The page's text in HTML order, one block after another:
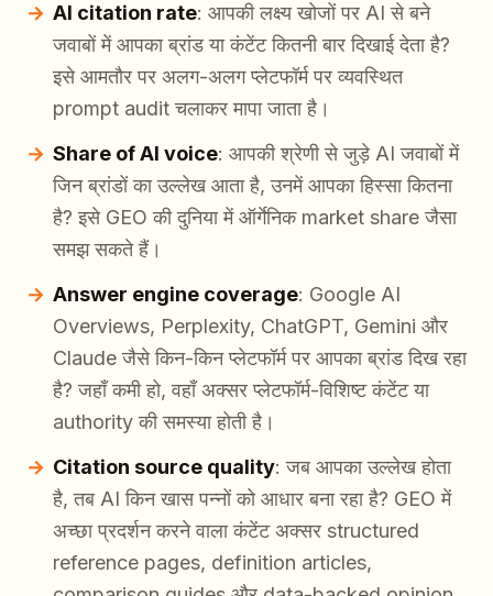
AI citation rate: आपकी लक्ष्य खोजों पर AI से बने
जवाबों में आपका ब्रांड या कंटेंट कितनी बार दिखाई देता है?
इसे आमतौर पर अलग-अलग प्लेटफॉर्म पर व्यवस्थित
prompt audit चलाकर मापा जाता है।
Share of AI voice: आपकी श्रेणी से जुड़े AI जवाबों में
जिन ब्रांडों का उल्लेख आता है, उनमें आपका हिस्सा कितना
है? इसे GEO की दुनिया में ऑर्गेनिक market share जैसा
समझ सकते हैं।
Answer engine coverage: Google AI
Overviews, Perplexity, ChatGPT, Gemini और
Claude जैसे किन-किन प्लेटफॉर्म पर आपका ब्रांड दिख रहा
है? जहाँ कमी हो, वहाँ अक्सर प्लेटफॉर्म-विशिष्ट कंटेंट या
authority की समस्या होती है।
Citation source quality: जब आपका उल्लेख होता
है, तब AI किन खास पन्नों को आधार बना रहा है? GEO में
अच्छा प्रदर्शन करने वाला कंटेंट अक्सर structured
reference pages, definition articles,